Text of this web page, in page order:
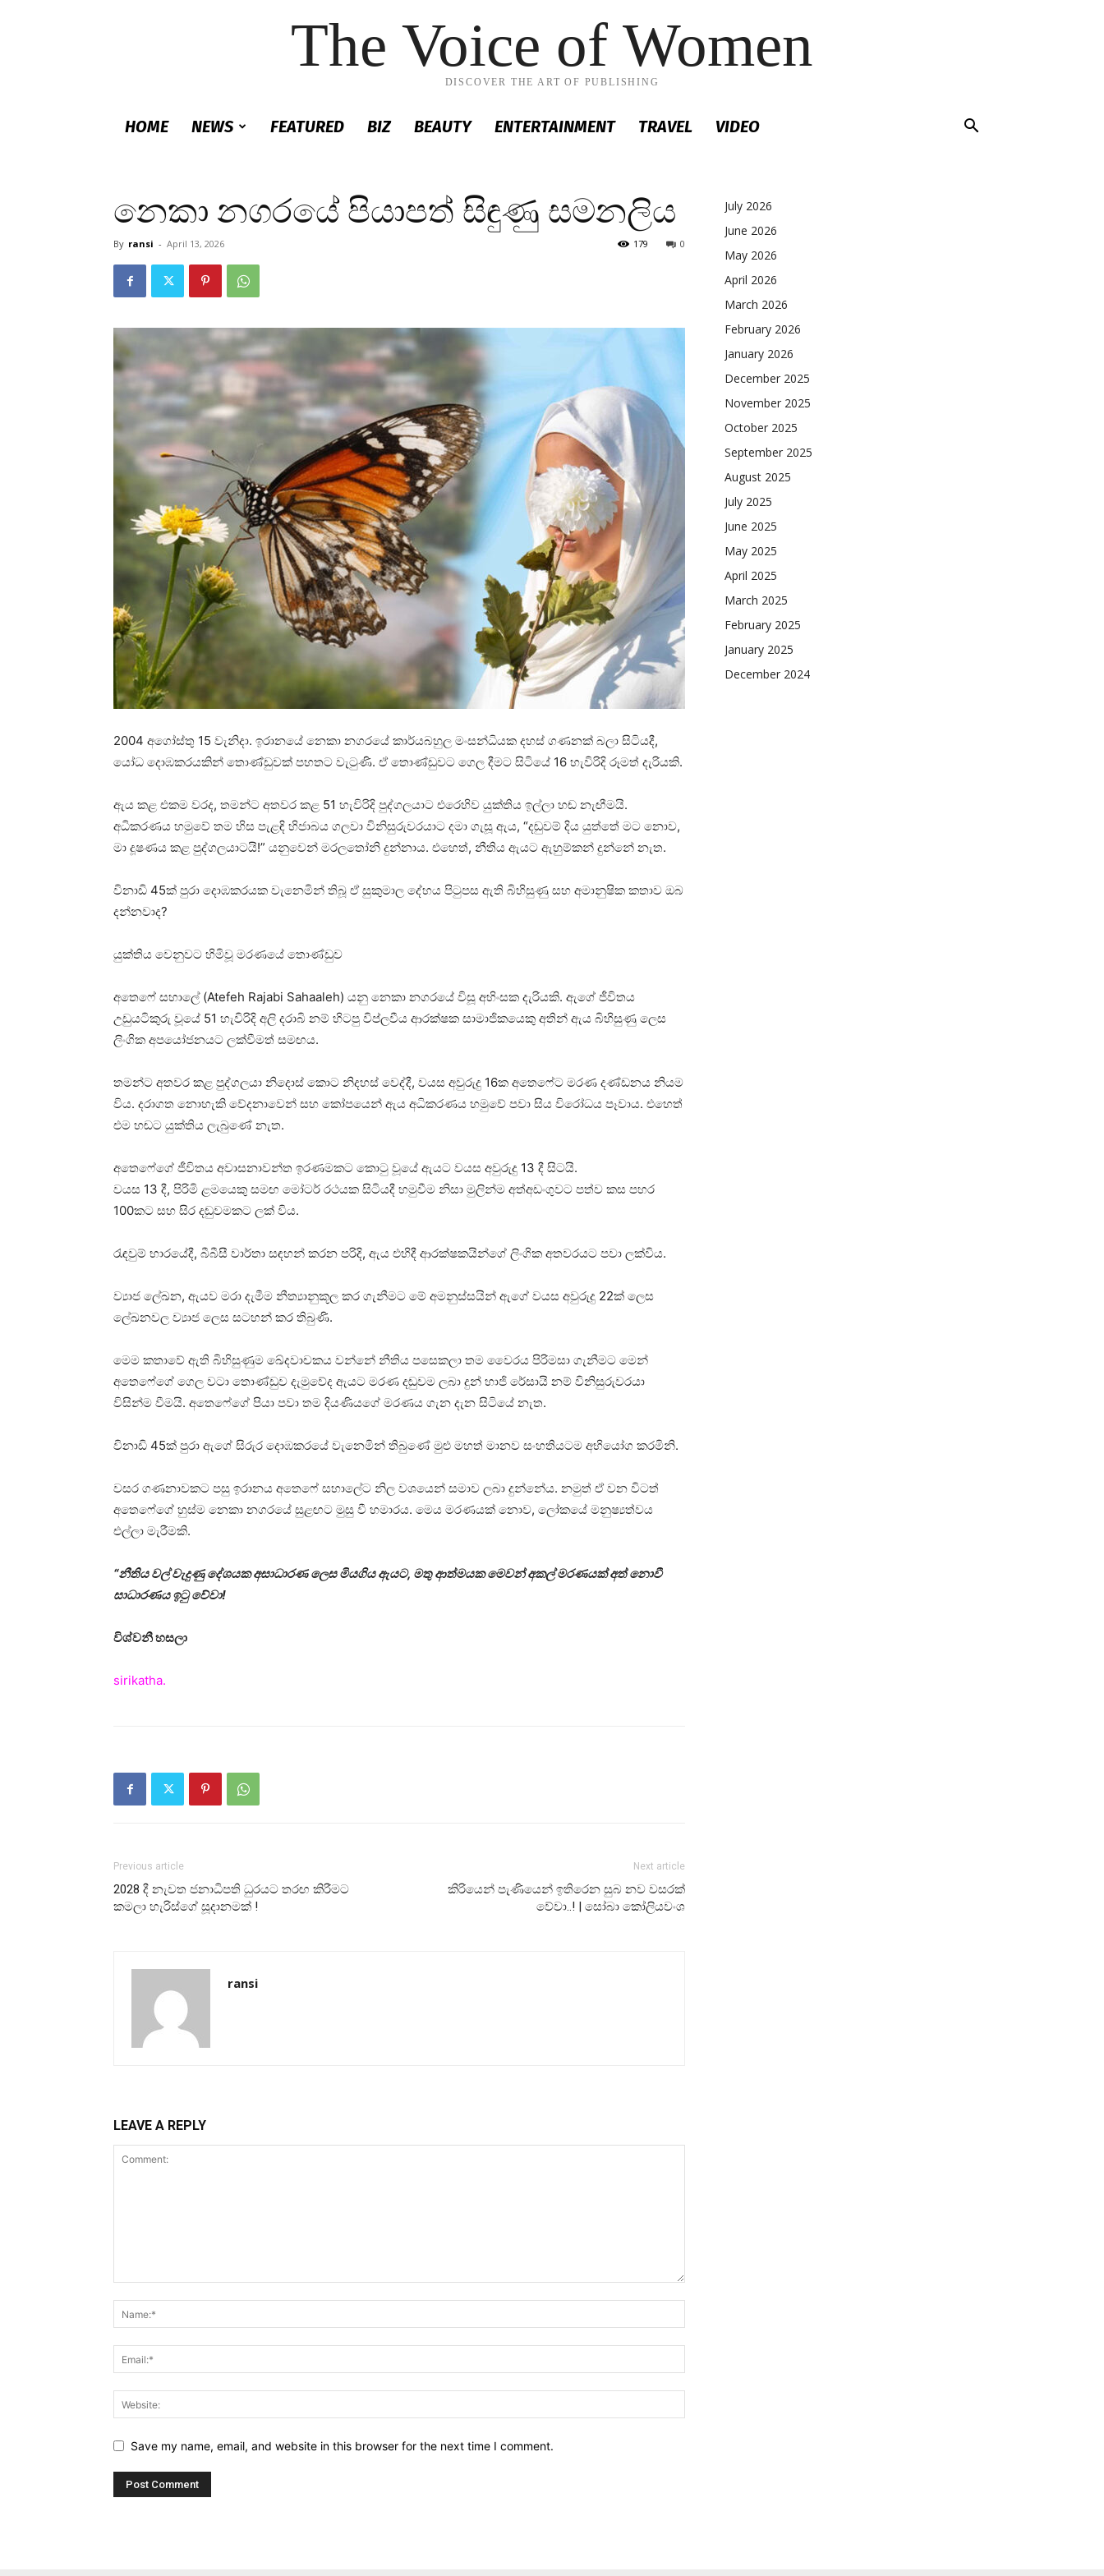
The Voice of Women
DISCOVER THE ART OF PUBLISHING
HOME NEWS FEATURED BIZ BEAUTY ENTERTAINMENT TRAVEL VIDEO
නෙකා නගරයේ පියාපත් සිඳුණු සමනලිය
By ransi - April 13, 2026 0
179
2004 අගෝස්තු 15 වැනිදා. ඉරානයේ නෙකා නගරයේ කාර්යබහුල මංසන්ධියක දහස් ගණනක් බලා සිටියදී,
යෝධ දොඹකරයකින් තොණ්ඩුවක් පහතට වැටුණි. ඒ තොණ්ඩුවට ගෙල දීමට සිටියේ 16 හැවිරිදි රූමත් දැරියකි.
ඇය කළ එකම වරද, තමන්ට අතවර කළ 51 හැවිරිදි පුද්ගලයාට එරෙහිව යුක්තිය ඉල්ලා හඬ නැඟීමයි.
අධිකරණය හමුවේ තම හිස පැළඳි හිජාබය ගලවා විනිසුරුවරයාට දමා ගැසූ ඇය, “දඬුවම් දිය යුත්තේ මට නොව,
මා දූෂණය කළ පුද්ගලයාටයි!” යනුවෙන් මරලතෝනි දුන්නාය. එහෙත්, නීතිය ඇයට ඇහුම්කන් දුන්නේ නැත.
විනාඩි 45ක් පුරා දොඹකරයක වැනෙමින් තිබූ ඒ සුකුමාල දේහය පිටුපස ඇති බිහිසුණු සහ අමානුෂික කතාව ඔබ
දන්නවාද?
යුක්තිය වෙනුවට හිමිවූ මරණයේ තොණ්ඩුව
අතෙෆේ සහාලේ (Atefeh Rajabi Sahaaleh) යනු නෙකා නගරයේ විසූ අහිංසක දැරියකි. ඇගේ ජීවිතය
උඩුයටිකුරු වූයේ 51 හැවිරිදි අලි දරාබි නම් හිටපු විප්ලවීය ආරක්ෂක සාමාජිකයෙකු අතින් ඇය බිහිසුණු ලෙස
ලිංගික අපයෝජනයට ලක්වීමත් සමඟය.
තමන්ට අතවර කළ පුද්ගලයා නිදොස් කොට නිදහස් වෙද්දී, වයස අවුරුදු 16ක අතෙෆේට මරණ දණ්ඩනය නියම
විය. දරාගත නොහැකි වේදනාවෙන් සහ කෝපයෙන් ඇය අධිකරණය හමුවේ පවා සිය විරෝධය පෑවාය. එහෙත්
එම හඬට යුක්තිය ලැබුණේ නැත.
අතෙෆේගේ ජීවිතය අවාසනාවන්ත ඉරණමකට කොටු වූයේ ඇයට වයස අවුරුදු 13 දී සිටයි.
වයස 13 දී, පිරිමි ළමයෙකු සමඟ මෝටර් රථයක සිටියදී හමුවීම නිසා මුලින්ම අත්අඩංගුවට පත්ව කස පහර
100කට සහ සිර දඬුවමකට ලක් විය.
රැඳවුම් භාරයේදී, බීබීසී වාර්තා සඳහන් කරන පරිදි, ඇය එහිදී ආරක්ෂකයින්ගේ ලිංගික අතවරයට පවා ලක්විය.
ව්‍යාජ ලේඛන, ඇයව මරා දැමීම නීත්‍යානුකූල කර ගැනීමට මේ අමනුස්සයින් ඇගේ වයස අවුරුදු 22ක් ලෙස
ලේඛනවල ව්‍යාජ ලෙස සටහන් කර තිබුණි.
මෙම කතාවේ ඇති බිහිසුණුම ඛේදවාචකය වන්නේ නීතිය පසෙකලා තම වෛරය පිරිමසා ගැනීමට මෙන්
අතෙෆේගේ ගෙල වටා තොණ්ඩුව දැමුවේද ඇයට මරණ දඬුවම ලබා දුන් හාජි රේසායි නම් විනිසුරුවරයා
විසින්ම වීමයි. අතෙෆේගේ පියා පවා තම දියණියගේ මරණය ගැන දැන සිටියේ නැත.
විනාඩි 45ක් පුරා ඇගේ සිරුර දොඹකරයේ වැනෙමින් තිබුණේ මුළු මහත් මානව සංහතියටම අභියෝග කරමිනි.
වසර ගණනාවකට පසු ඉරානය අතෙෆේ සහාලේට නිල වශයෙන් සමාව ලබා දුන්නේය. නමුත් ඒ වන විටත්
අතෙෆේගේ හුස්ම නෙකා නගරයේ සුළඟට මුසු වී හමාරය. මෙය මරණයක් නොව, ලෝකයේ මනුෂ්‍යත්වය
එල්ලා මැරීමකි.
“නීතිය වල් වැදුණු දේශයක අසාධාරණ ලෙස මියගිය ඇයට, මතු ආත්මයක මෙවන් අකල් මරණයක් අත් නොවී
සාධාරණය ඉටු වේවා!
විශ්වනී හසලා
sirikatha.
Previous article
2028 දී නැවත ජනාධිපති ධුරයට තරඟ කිරීමට
කමලා හැරිස්ගේ සූදානමක් !
Next article
කිරියෙන් පැණියෙන් ඉතිරෙන සුබ නව වසරක්
වේවා..! | සෝබා කෝලියවංශ
ransi
LEAVE A REPLY
Save my name, email, and website in this browser for the next time I comment.
July 2026
June 2026
May 2026
April 2026
March 2026
February 2026
January 2026
December 2025
November 2025
October 2025
September 2025
August 2025
July 2025
June 2025
May 2025
April 2025
March 2025
February 2025
January 2025
December 2024